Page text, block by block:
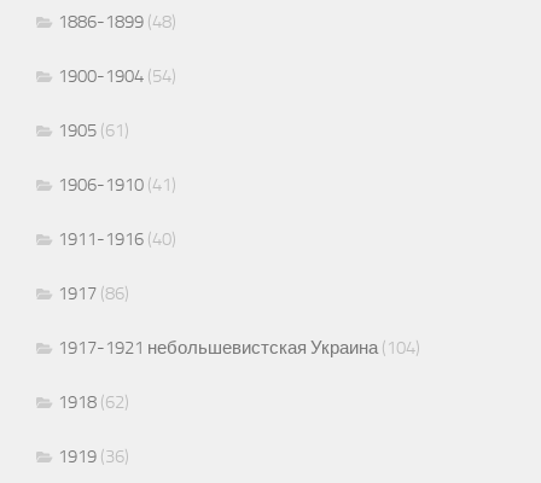
1886-1899 (48)
1900-1904 (54)
1905 (61)
1906-1910 (41)
1911-1916 (40)
1917 (86)
1917-1921 небольшевистская Украина(104)
1918 (62)
1919 (36)